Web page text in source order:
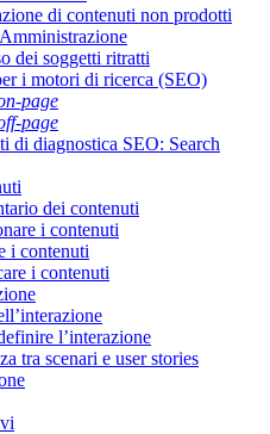
di contenuti non prodotti
dei soggetti ritratti
i motori di ricerca (SEO)
page
page
di diagnostica SEO: Search
dei contenuti
i contenuti
i contenuti
i contenuti
l’interazione
tra scenari e user stories